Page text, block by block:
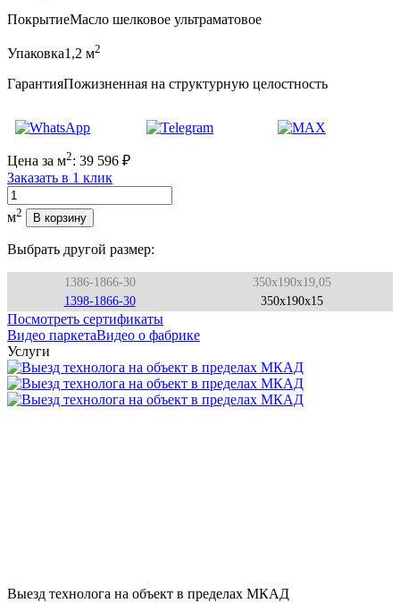
ПокрытиеМасло шелковое ультраматовое
Упаковка1,2 м2
ГарантияПожизненная на структурную целостность
Цена за м2: 39 596 ₽
Заказать в 1 клик
Количество
м2 В корзину
Выбрать другой размер:
1386-1866-30
350x190x19,05
1398-1866-30
350x190x15
Посмотреть сертификаты
Видео паркетаВидео о фабрике
Услуги
Выезд технолога на объект в пределах МКАД